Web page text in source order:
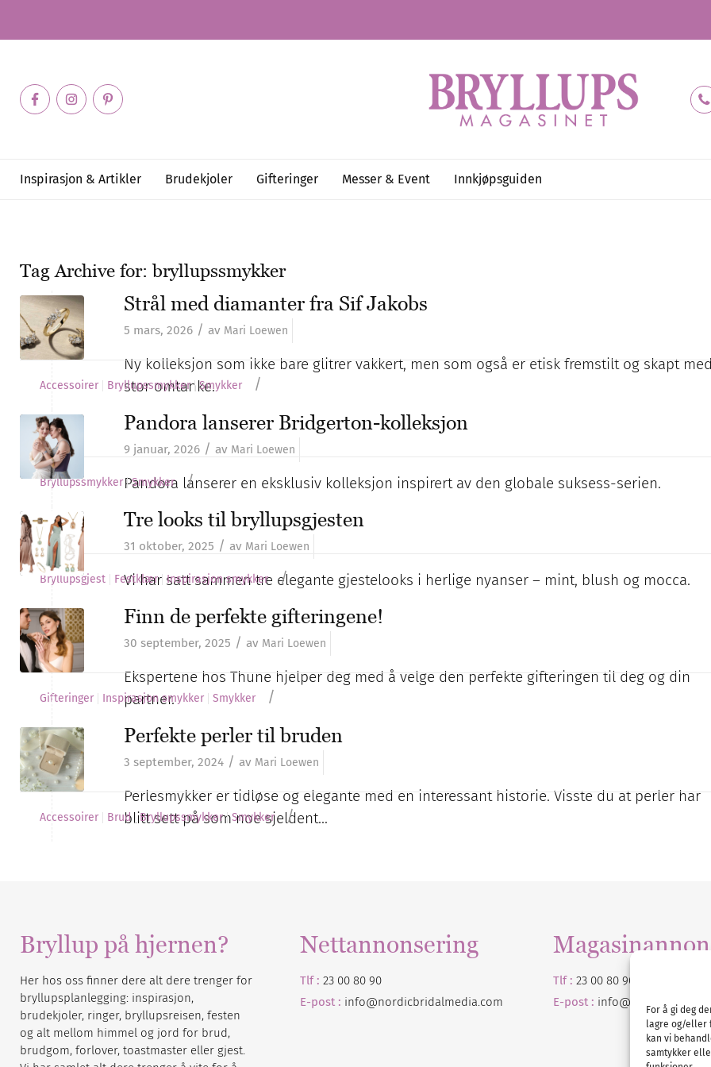
For å gi deg
lagre og/eller
kan vi
samtykker
Inspirasjon & Artikler Brudekjoler Gifteringer Messer & Event Innkjøpsguiden
Tag Archive for:bryllupssmykker
Strål med diamanter fra Sif Jakobs
5 mars, 2026 / av Mari Loewen
Ny kolleksjon som ikke bare glitrer vakkert, men som også er etisk fremstilt og skapt
stor omtanke.
Accessoirer Bryllupssmykker Smykker /
Pandora lanserer Bridgerton-kolleksjon
9 januar, 2026 / av Mari Loewen
Pandora lanserer en eksklusiv kolleksjon inspirert av den globale suksess-serien.
Bryllupssmykker Smykker /
Tre looks til bryllupsgjesten
31 oktober, 2025 / av Mari Loewen
Vi har satt sammen tre elegante gjestelooks i herlige nyanser – mint, blush og mocca.
Bryllupsgjest Festklær Inspirasjon smykker /
Finn de perfekte gifteringene!
30 september, 2025 / av Mari Loewen
Ekspertene hos Thune hjelper deg med å velge den perfekte gifteringen til deg og din
partner.
Gifteringer Inspirasjon smykker Smykker /
Perfekte perler til bruden
3 september, 2024 / av Mari Loewen
Perlesmykker er tidløse og elegante med en interessant historie. Visste du at perler har
blitt sett på som noe sjeldent…
Accessoirer Brud Bryllupssmykker Smykker /
Bryllup på hjernen?
Her hos oss finner dere alt dere trenger for
bryllupsplanlegging: inspirasjon,
brudekjoler, ringer, bryllupsreisen, festen
og alt mellom himmel og jord for brud,
brudgom, forlover, toastmaster eller gjest.
Nettannonsering
Tlf : 23 00 80 90
E-post : info@nordicbridalmedia.com
Tlf : 23 00 80 90
E-post : info@